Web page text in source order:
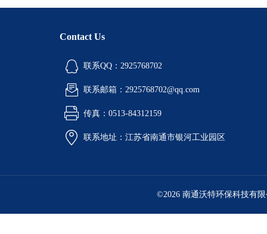
Contact Us
联系QQ：2925768702
联系邮箱：2925768702@qq.com
传真：0513-84312159
联系地址：江苏省南通市银河工业园区
©2026 南通沃特环保科技有